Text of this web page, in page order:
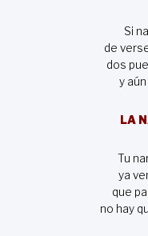
Si
de
dos
y
LA
Tu
ya
que
no hay